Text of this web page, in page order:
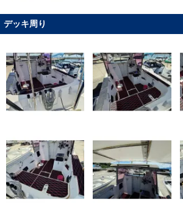
デッキ周り